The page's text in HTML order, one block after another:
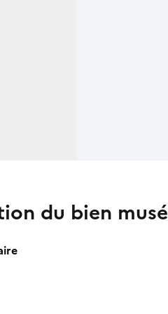
du bien